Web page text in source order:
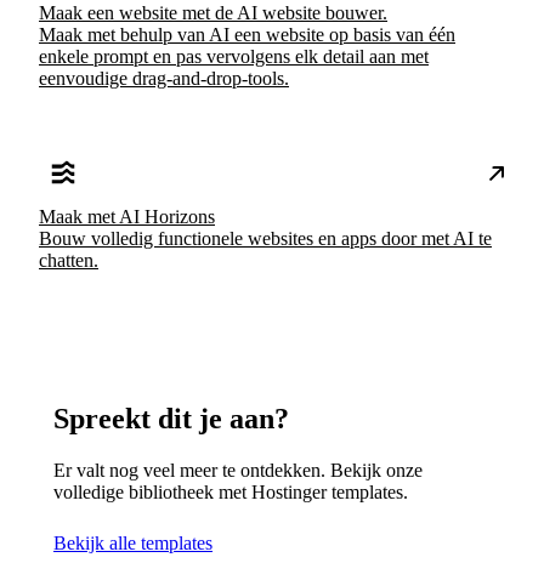
Maak een website met de AI website bouwer.
Maak met behulp van AI een website op basis van één
enkele prompt en pas vervolgens elk detail aan met
eenvoudige drag-and-drop-tools.
Maak met AI Horizons
Bouw volledig functionele websites en apps door met AI te
chatten.
Spreekt dit je aan?
Er valt nog veel meer te ontdekken. Bekijk onze
volledige bibliotheek met Hostinger templates.
Bekijk alle templates